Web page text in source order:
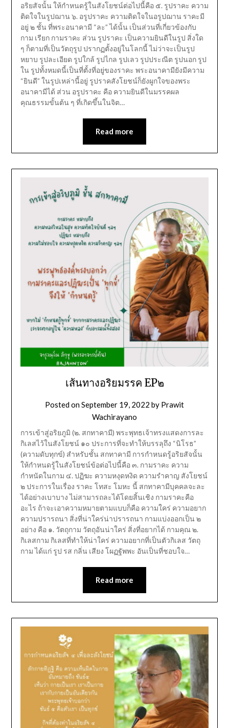
อริยสัจนั้น ให้กำหนดรู้ในสังโยชน์ต่อไปนี้คือ ๕. รูปราคะ ความ
ติดใจในรูปฌาน ๖. อรูปราคะ ความติดใจในอรูปฌาน ราคะมี
อยู่ ๒ ชั้น ที่พระอนาคามี “ละ” ได้นั้น เป็นส่วนที่เกี่ยวข้องกับ
กาม เรียก กามราคะ ส่วน รูปราคะ เป็นความยินดีในรูป สิ่งใด
ๆ ก็ตามที่เป็นวัตถุรูป ปรากฏตั้งอยู่ในโลกนี้ ไม่ว่าจะเป็นรูป
หยาบ รูปละเอียด รูปใกล้ รูปไกล รูปเลว รูปประณีต รูปนอก รูป
ใน รูปทั้งหมดนี้เป็นที่ตั้งที่อยู่ของราคะ พระอนาคามียังมีความ
“ยินดี” ในรูปเหล่านี้อยู่ รูปราคสังโยชน์ก็ยังผูกใจของพระ
อนาคามีได้ ส่วน อรูปราคะ คือ ความยินดีในมรรคผล
คุณธรรมขั้นต้น ๆ ที่เกิดขึ้นในจิต…
Read more
เส้นทางอริยมรรค EP๒
Posted onSeptember 19, 2022 by Prawit
Wachirayano
การเข้าสู่อริยภูมิ (๒. สกทาคามี) พระพุทธเจ้าทรงแสดงการละ
กิเลสไว้ในสังโยชน์ ๑๐ ประการที่จะทำให้บรรลุถึง “นิโรธ”
(ความดับทุกข์) สำหรับชั้น สกทาคามี การกำหนดรู้อริยสัจนั้น
ให้กำหนดรู้ในสังโยชน์ข้อต่อไปนี้คือ ๓. กามราคะ ความ
กำหนัดในกาม ๔. ปฏิฆะ ความหงุดหงิด ความรำคาญ สังโยชน์
๒ ประการในเรื่อง ราคะ โทสะ โมหะ นี้ สกทาคามีบุคคลจะละ
ได้อย่างเบาบาง ไม่สามารถละได้โดยสิ้นเชิง กามราคะคือ
อะไร ถ้าจะเอาความหมายตามแบบก็คือ ความใคร่ ความอยาก
ความปรารถนา สิ่งที่น่าใคร่น่าปรารถนา กามแบ่งออกเป็น ๒
อย่าง คือ ๑. วัตถุกาม วัตถุอันน่าใคร่ สิ่งที่อยากได้ กามคุณ ๒.
กิเลสกาม กิเลสที่ทำให้น่าใคร่ ความอยากที่เป็นตัวกิเลส วัตถุ
กาม ได้แก่ รูป รส กลิ่น เสียง โผฏฐัพพะ อันเป็นที่ชอบใจ…
Read more